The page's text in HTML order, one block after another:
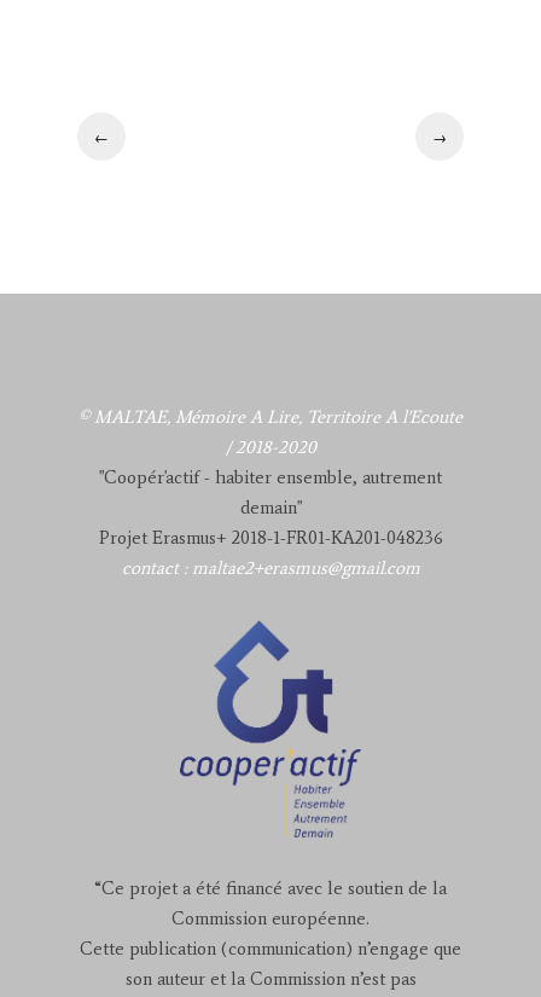
← →
© MALTAE, Mémoire A Lire, Territoire A l'Ecoute
/ 2018-2020
"Coopér'actif - habiter ensemble, autrement
demain"
Projet Erasmus+ 2018-1-FR01-KA201-048236
contact : maltae2+erasmus@gmail.com
“Ce projet a été financé avec le soutien de la
Commission européenne.
Cette publication (communication) n’engage que
son auteur et la Commission n’est pas